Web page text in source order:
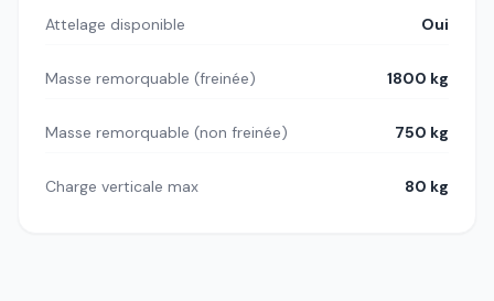
Attelage disponible Oui
Masse remorquable (freinée) 1800 kg
Masse remorquable (non freinée) 750 kg
Charge verticale max 80 kg